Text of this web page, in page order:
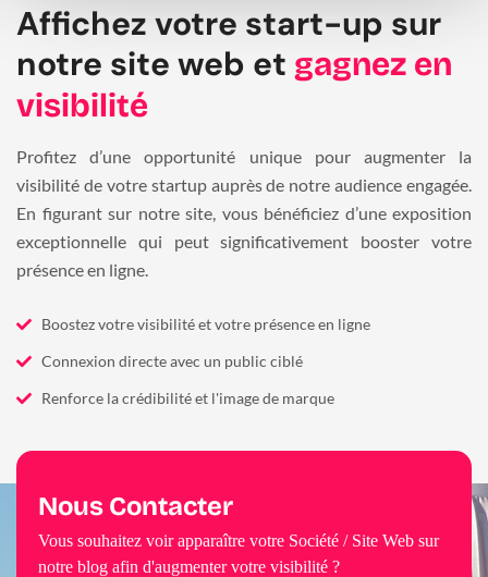
Affichez votre start-up sur
notre site web et gagnez en
visibilité
Profitez d’une opportunité unique pour augmenter la
visibilité de votre startup auprès de notre audience engagée.
En figurant sur notre site, vous bénéficiez d’une exposition
exceptionnelle qui peut significativement booster votre
présence en ligne.
Boostez votre visibilité et votre présence en ligne
Connexion directe avec un public ciblé
Renforce la crédibilité et l'image de marque
Nous Contacter
Vous souhaitez voir apparaître votre Société / Site Web sur
notre blog afin d'augmenter votre visibilité ?